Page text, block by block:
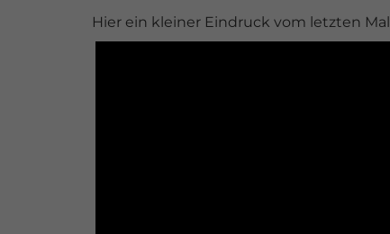
Hier ein kleiner Eindruck vom letzten Mal